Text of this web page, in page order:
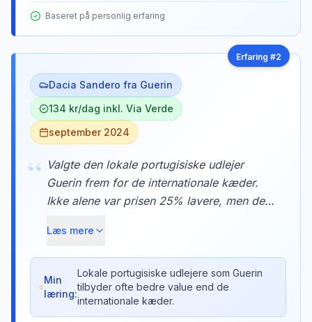
Baseret på personlig erfaring
Erfaring #2
Dacia Sandero fra Guerin
134 kr/dag inkl. Via Verde
september 2024
“ Valgte den lokale portugisiske udlejer
Guerin frem for de internationale kæder.
Ikke alene var prisen 25% lavere, men de
bompengene. Bilen var en næsten ny Dacia
Sandero med kun 3.000 km på tælleren.
Læs mere
Min
læring:
Lokale portugisiske udlejere som Guerin
tilbyder ofte bedre value end de
internationale kæder.